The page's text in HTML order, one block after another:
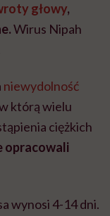
głowy,
Wirus Nipah
niewydolność
którą wielu
ciężkich
opracowali
wynosi 4-14 dni.